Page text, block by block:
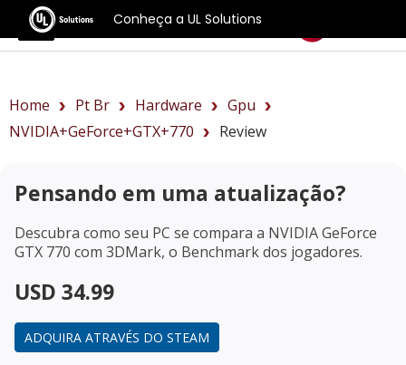
Conheça a UL Solutions
Benchmarks
Home Pt Br Hardware
Gpu
NVIDIA+GeForce+GTX+770
Review
Pensando em uma atualização?
Descubra como seu PC se compara a NVIDIA GeForce
GTX 770 com 3DMark, o Benchmark dos jogadores.
USD 34.99
ADQUIRA ATRAVÉS DO STEAM